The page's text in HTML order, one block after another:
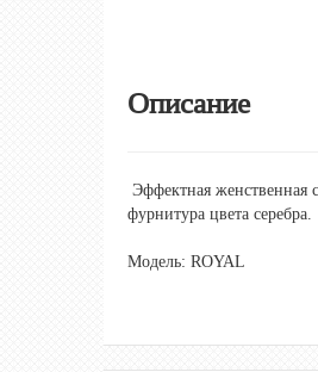
Описание
Эффектная женственная
фурнитура цвета серебра.
Модель: ROYAL